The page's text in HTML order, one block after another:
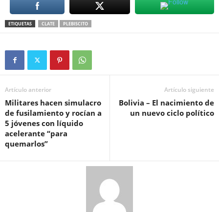
ETIQUETAS CLATE PLEBISCITO
Artículo anterior
Militares hacen simulacro
de fusilamiento y rocían a
5 jóvenes con líquido
acelerante “para
quemarlos”
Artículo siguiente
Bolivia – El nacimiento de
un nuevo ciclo político